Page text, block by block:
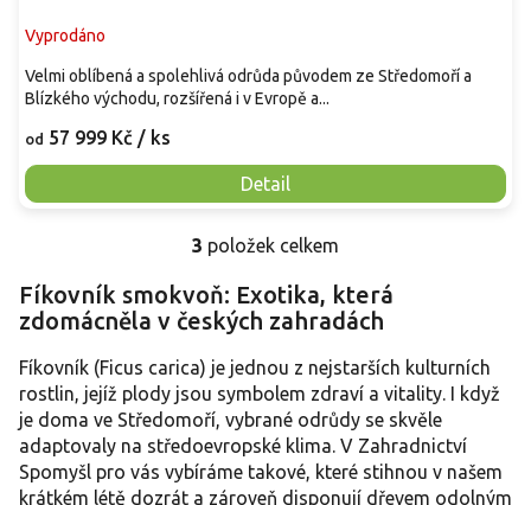
Vyprodáno
od 57 999 Kč / ks
Detail
Velmi oblíbená a spolehlivá odrůda původem ze Středomoří a
Blízkého východu, rozšířená i v Evropě a...
O
l
á
a
c
í
p
r
v
3 položek celkem
Fíkovník smokvoň: Exotika, která
zdomácněla v českých zahradách
Fíkovník (Ficus carica) je jednou z nejstarších kulturních
rostlin, jejíž plody jsou symbolem zdraví a vitality. I když
je doma ve Středomoří, vybrané odrůdy se skvěle
adaptovaly na středoevropské klima. V Zahradnictví
Spomyšl pro vás vybíráme takové, které stihnou v našem
krátkém létě dozrát a zároveň disponují dřevem odolným